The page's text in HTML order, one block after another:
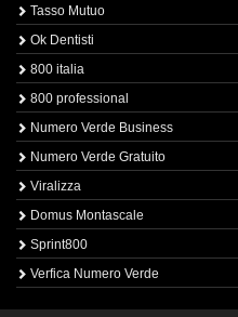
Tasso Mutuo
Ok Dentisti
800 italia
800 professional
Numero Verde Business
Numero Verde Gratuito
Viralizza
Domus Montascale
Sprint800
Verfica Numero Verde